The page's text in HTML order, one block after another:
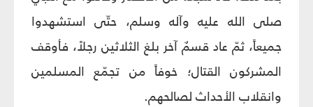
صلى الله عليه وآله وسلم، حتّى استشهدوا
جميعاً، ثمّ عاد قسمٌ آخر بلغ الثلاثين رجلاً، فأوقف
المشركون القتال؛ خوفاً من تجمّع المسلمين
وانقلاب الأحداث لصالحهم.